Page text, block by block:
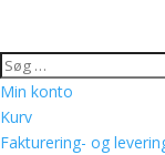
Min konto
Kurv
Fakturering- og